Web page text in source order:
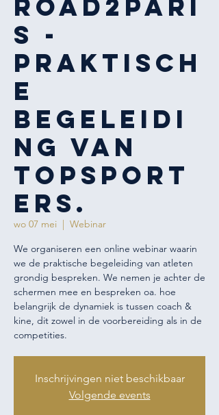
ROAD2PARI
S -
Praktisch
e
begeleidi
ng van
topsport
ers.
wo 07 mei
  |
Webinar
We organiseren een online webinar waarin
we de praktische begeleiding van atleten
grondig bespreken. We nemen je achter de
schermen mee en bespreken oa. hoe
belangrijk de dynamiek is tussen coach &
kine, dit zowel in de voorbereiding als in de
competities.
Inschrijvingen niet beschikbaar
Volgende events